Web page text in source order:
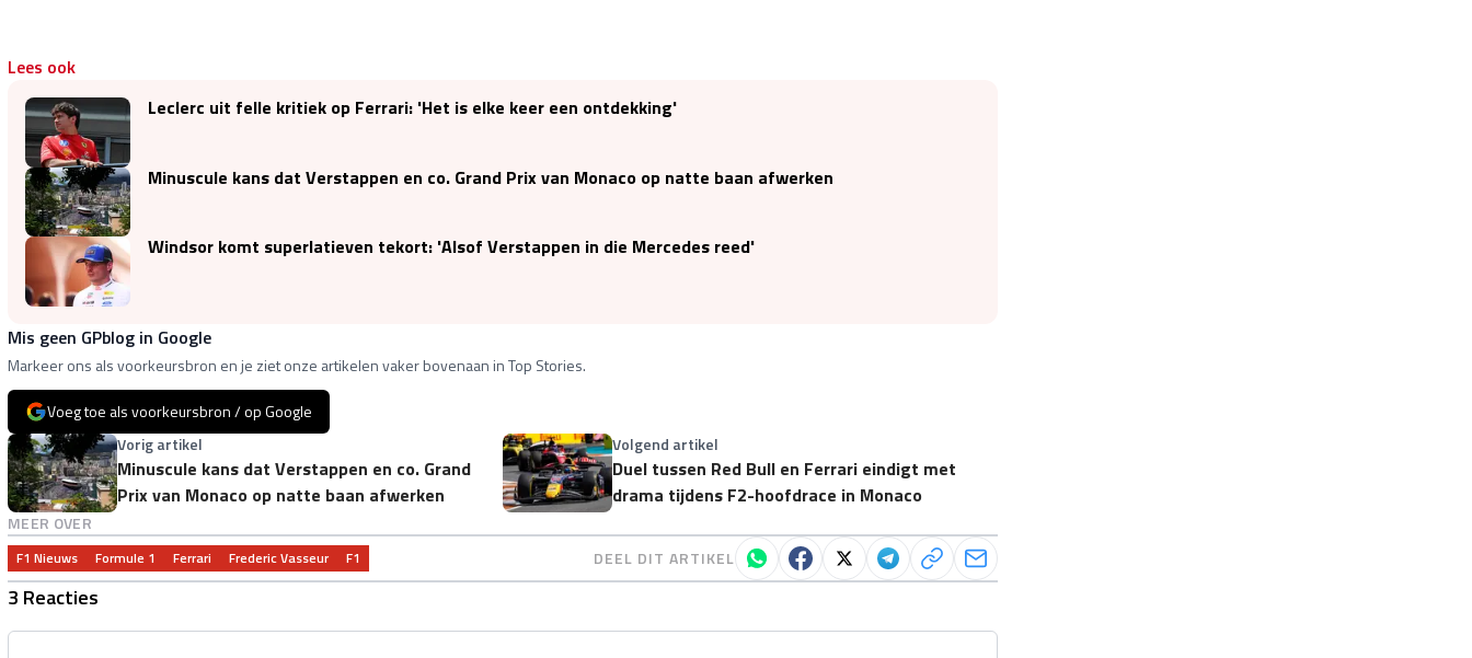
Lees ook
Leclerc uit felle kritiek op Ferrari: 'Het is elke keer een ontdekking'
Minuscule kans dat Verstappen en co. Grand Prix van Monaco op natte baan afwerken
Windsor komt superlatieven tekort: 'Alsof Verstappen in die Mercedes reed'
Mis geen GPblog in Google
Markeer ons als voorkeursbron en je ziet onze artikelen vaker bovenaan in Top Stories.
Voeg toe als voorkeursbron / op Google
Vorig artikel
Minuscule kans dat Verstappen en co. Grand
Prix van Monaco op natte baan afwerken
Volgend artikel
Duel tussen Red Bull en Ferrari eindigt met
drama tijdens F2-hoofdrace in Monaco
MEER OVER
F1 Nieuws Formule 1 Ferrari Frederic Vasseur F1 DEEL DIT ARTIKEL
3 Reacties